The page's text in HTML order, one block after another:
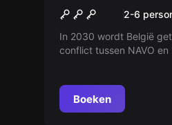
Nieuw
Laatste2-6
In 2030 wordt België
conflict tussen NAVO en
hebben jullie nog
het land te veranderen.
Boeken